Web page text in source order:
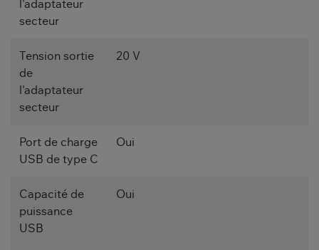
l'adaptateur
secteur
Tension sortie
de
l'adaptateur
secteur
20 V
Port de charge
USB de type C
Oui
Capacité de
puissance
USB
Oui